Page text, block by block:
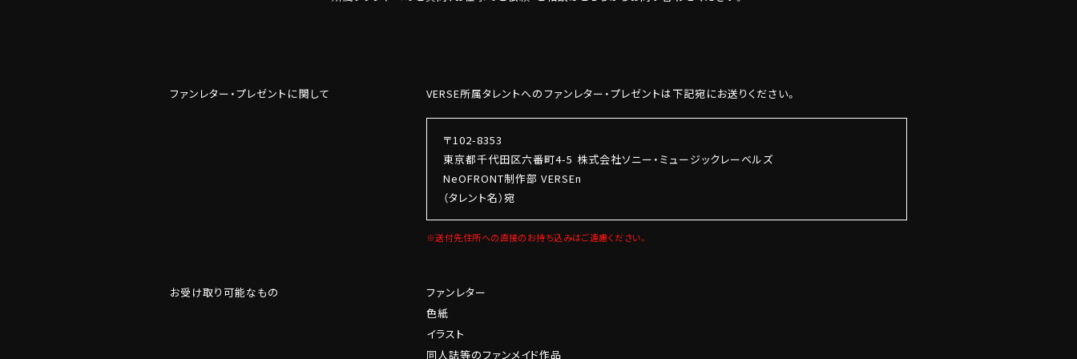
ファンレター・プレゼントに関して VERSE所属タレントへのファンレター・プレゼントは下記宛にお送りください。
〒102-8353
東京都千代田区六番町4-5 株式会社ソニー・ミュージックレーベルズ
NeOFRONT制作部 VERSEn
（タレント名）宛
※送付先住所への直接のお持ち込みはご遠慮ください。
お受け取り可能なもの
ファンレター
色紙
イラスト
同人誌等のファンメイド作品